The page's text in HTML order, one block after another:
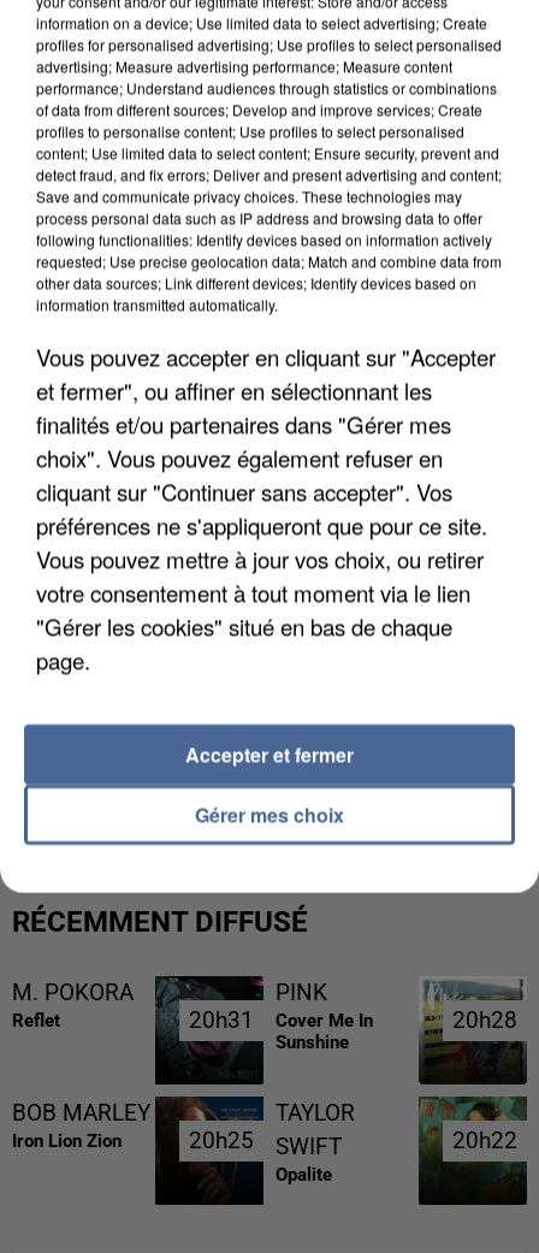
APRÈS TOUTES CES CANICULES, LES REFUGES
L’UN DES FONDATEURS SUPPOSÉS DE LA DZ
MAFIA INTERPELLÉ EN ALGÉRIE
RÉCEMMENT DIFFUSÉ
M. POKORA
Reflet 20h31
20h31
PINK
Cover Me In
Sunshine
20h28
20h28
BOB MARLEY
Iron Lion Zion 20h25
20h25
TAYLOR
SWIFT
Opalite
20h22
20h22
information on a device; Use limited data to select advertising; Create
profiles for personalised advertising; Use profiles to select personalised
advertising; Measure advertising performance; Measure content
performance; Understand audiences through statistics or combinations
of data from different sources; Develop and improve services; Create
profiles to personalise content; Use profiles to select personalised
content; Use limited data to select content; Ensure security, prevent and
detect fraud, and fix errors; Deliver and present advertising and content;
Save and communicate privacy choices. These technologies may
process personal data such as IP address and browsing data to offer
following functionalities: Identify devices based on information actively
requested; Use precise geolocation data; Match and combine data from
other data sources; Link different devices; Identify devices based on
information transmitted automatically.
Vous pouvez accepter en cliquant sur "Accepter
et fermer", ou affiner en sélectionnant les
finalités et/ou partenaires dans "Gérer mes
choix". Vous pouvez également refuser en
cliquant sur "Continuer sans accepter". Vos
préférences ne s'appliqueront que pour ce site.
Vous pouvez mettre à jour vos choix, ou retirer
votre consentement à tout moment via le lien
"Gérer les cookies" situé en bas de chaque
page.
Gérer mes choix
Accepter et fermer